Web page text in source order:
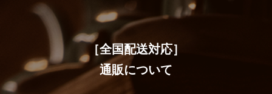
［全国配送対応］
通販について